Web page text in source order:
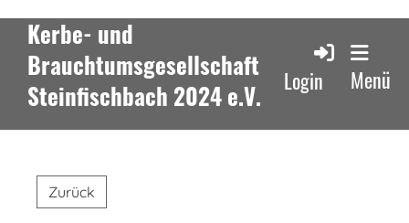
Kerbe- und
Brauchtumsgesellschaft
Steinfischbach 2024 e.V.
Login Menü
Zurück